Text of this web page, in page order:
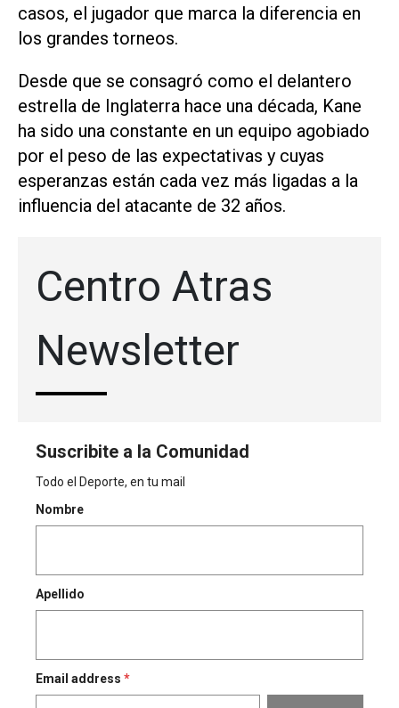
casos, el jugador ‌que marca la diferencia en
los grandes torneos.
Desde que se consagró como el delantero
estrella de Inglaterra hace una década, Kane
ha sido una constante en un equipo agobiado
por el peso de las expectativas y cuyas
esperanzas están cada vez más ligadas a la
influencia del atacante de 32 años.